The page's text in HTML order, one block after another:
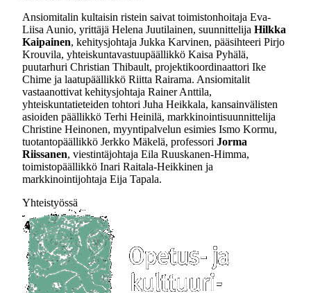
Ansiomitalin kultaisin ristein saivat toimistonhoitaja Eva-
Liisa Aunio, yrittäjä Helena Juutilainen, suunnittelija Hilkka
Kaipainen, kehitysjohtaja Jukka Karvinen, pääsihteeri Pirjo
Krouvila, yhteiskuntavastuupäällikkö Kaisa Pyhälä,
puutarhuri Christian Thibault, projektikoordinaattori Ike
Chime ja laatupäällikkö Riitta Rairama. Ansiomitalit
vastaanottivat kehitysjohtaja Rainer Anttila,
yhteiskuntatieteiden tohtori Juha Heikkala, kansainvälisten
asioiden päällikkö Terhi Heinilä, markkinointisuunnittelija
Christine Heinonen, myyntipalvelun esimies Ismo Kormu,
tuotantopäällikkö Jerkko Mäkelä, professori Jorma
Riissanen, viestintäjohtaja Eila Ruuskanen-Himma,
toimistopäällikkö Inari Raitala-Heikkinen ja
markkinointijohtaja Eija Tapala.
Yhteistyössä